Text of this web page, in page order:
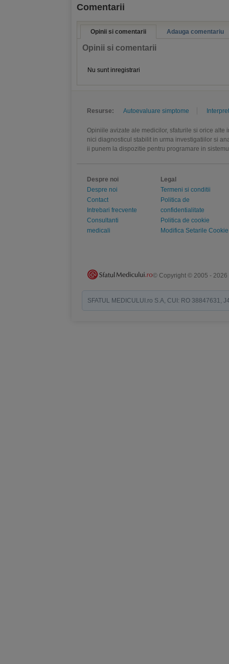
Comentarii
Opinii si comentarii Adauga comentariu
Opinii si comentarii
Nu sunt inregistrari
Resurse: Autoevaluare simptome
Opiniile avizate ale medicilor, sfaturile si orice
nici diagnosticul stabilit in urma investigatiilor si
ii punem la dispozitie pentru programare in
Despre noi
Despre noi
Contact
Intrebari frecvente
Consultanti
medicali
Legal
Termeni si conditii
Politica de
confidentialitate
Politica de cookie
Modifica Setarile Cookie
© Copyright © 2005 - 2026
SFATUL MEDICULUI.ro S.A, CUI: RO 38847631,